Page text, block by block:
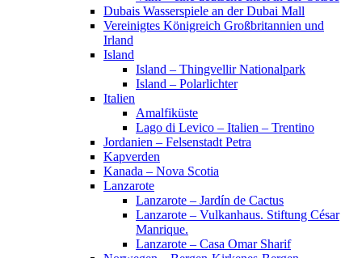
Dubais Wasserspiele an der Dubai Mall
Vereinigtes Königreich Großbritannien und
Irland
Island
Island – Thingvellir Nationalpark
Island – Polarlichter
Italien
Amalfiküste
Lago di Levico – Italien – Trentino
Jordanien – Felsenstadt Petra
Kapverden
Kanada – Nova Scotia
Lanzarote
Lanzarote – Jardín de Cactus
Lanzarote – Vulkanhaus. Stiftung César
Manrique.
Lanzarote – Casa Omar Sharif